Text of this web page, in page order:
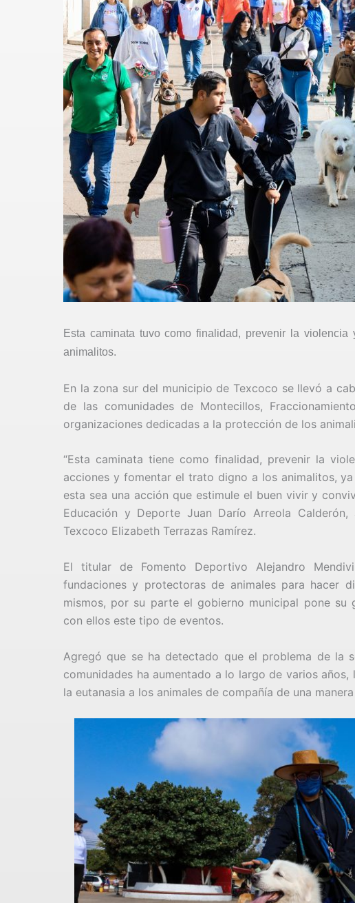
Esta caminata tuvo como finalidad, prevenir la
animalitos.
En la zona sur del municipio de Texcoco se llevó a
de las comunidades de Montecillos,
organizaciones dedicadas a la protección de los
“Esta caminata tiene como finalidad, prevenir la
acciones y fomentar el trato digno a los animalitos,
esta sea una acción que estimule el buen vivir y
Educación y Deporte Juan Darío Arreola
Texcoco Elizabeth Terrazas Ramírez.
El titular de Fomento Deportivo Alejandro
fundaciones y protectoras de animales para hacer
mismos, por su parte el gobierno municipal pone su
con ellos este tipo de eventos.
Agregó que se ha detectado que el problema de la
comunidades ha aumentado a lo largo de varios
la eutanasia a los animales de compañía de una